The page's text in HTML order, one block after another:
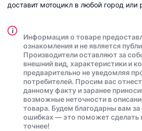
доставит мотоцикл в любой город или
i
Информация о товаре
ознакомления и не является
Производители оставляют за
внешний вид, характеристики и
предварительно не уведомляя
потребителей. Просим вас
данному факту и заранее
возможные неточности в
товара. Будем благодарны вам
ошибках — это поможет сделать
точнее!